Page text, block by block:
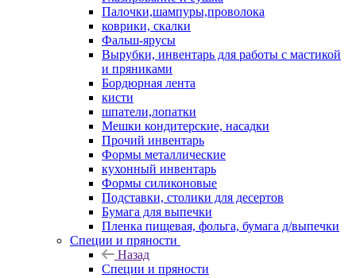
Палочки,шампуры,проволока
коврики, скалки
Фальш-ярусы
Вырубки, инвентарь для работы с мастикой
и пряниками
Бордюрная лента
кисти
шпатели,лопатки
Мешки кондитерские, насадки
Прочий инвентарь
Формы металлические
кухонный инвентарь
Формы силиконовые
Подставки, столики для десертов
Бумага для выпечки
Пленка пищевая, фольга, бумага д/выпечки
Специи и пряности
Назад
Специи и пряности